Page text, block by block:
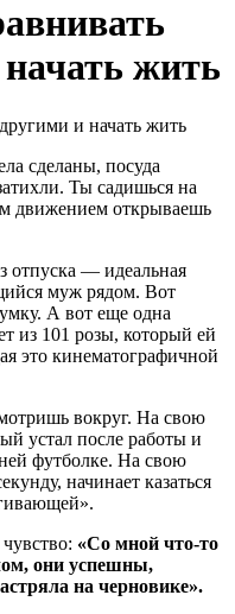
жить
сделаны, посуда
Ты садишься на
движением открываешь
отпуска — идеальная
муж рядом. Вот
А вот еще одна
из 101 розы, который ей
это кинематографичной
вокруг. На свою
устал после работы и
футболке. На свою
начинает казаться
«Со мной что-то
они успешны,
на черновике».